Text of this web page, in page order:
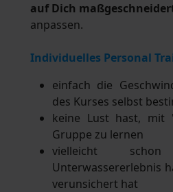
auf Dich
anpassen.
Individuelles Personal
einfach die
des Kurses selbst
keine Lust hast, mit
Gruppe zu lernen
vielleicht
Unterwassererlebnis
verunsichert hat